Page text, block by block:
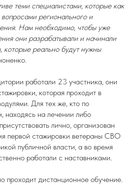
теми специалистами, которые как
регионального и
Нам необходимо, чтобы уже
они разрабатывали и начинали
которые реально будут нужны
работали 23 участника, они
которая проходит в
Для тех же, кто по
находясь на лечении либо
лично, организован
первой стажировки ветераны СВО
публичной власти, а во время
работали с наставниками.
проходит дистанционное обучение.